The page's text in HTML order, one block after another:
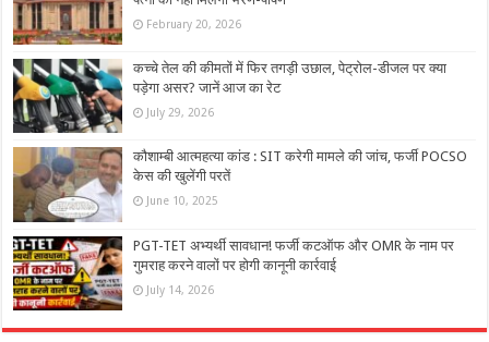
February 20, 2026
कच्चे तेल की कीमतों में फिर तगड़ी उछाल, पेट्रोल-डीजल पर क्या
पड़ेगा असर? जानें आज का रेट
July 29, 2026
कौशाम्बी आत्महत्या कांड : SIT करेगी मामले की जांच, फर्जी POCSO
केस की खुलेंगी परतें
June 10, 2025
PGT-TET अभ्यर्थी सावधान! फर्जी कटऑफ और OMR के नाम पर
गुमराह करने वालों पर होगी कानूनी कार्रवाई
July 14, 2026